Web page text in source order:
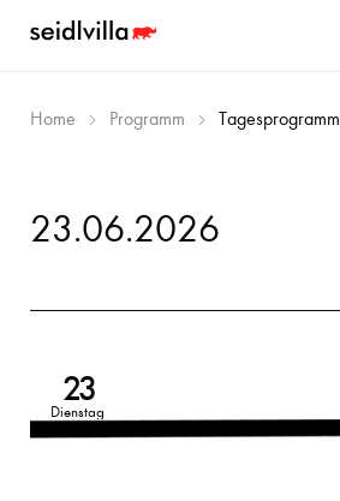
Home Programm Tagesprogramm
23.06.2026
23
Dienstag